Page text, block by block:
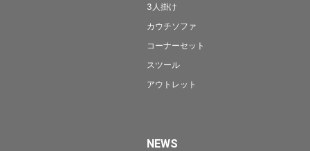
3人掛け
カウチソファ
コーナーセット
スツール
アウトレット
NEWS